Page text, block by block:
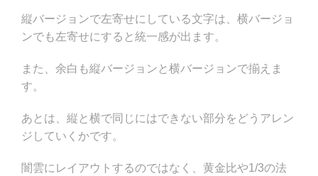
縦バージョンで左寄せにしている文字は、横バージョ
ンでも左寄せにすると統一感が出ます。
また、余白も縦バージョンと横バージョンで揃えま
す。
あとは、縦と横で同じにはできない部分をどうアレン
ジしていくかです。
闇雲にレイアウトするのではなく、黄金比や1/3の法